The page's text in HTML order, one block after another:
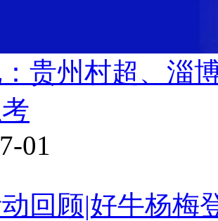
贵州村超、淄
01
回顾|好牛杨梅